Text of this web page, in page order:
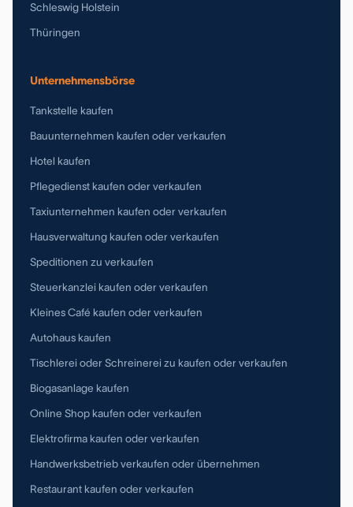
Schleswig Holstein
Thüringen
Unternehmensbörse
Tankstelle kaufen
Bauunternehmen kaufen oder verkaufen
Hotel kaufen
Pflegedienst kaufen oder verkaufen
Taxiunternehmen kaufen oder verkaufen
Hausverwaltung kaufen oder verkaufen
Speditionen zu verkaufen
Steuerkanzlei kaufen oder verkaufen
Kleines Café kaufen oder verkaufen
Autohaus kaufen
Tischlerei oder Schreinerei zu kaufen oder verkaufen
Biogasanlage kaufen
Online Shop kaufen oder verkaufen
Elektrofirma kaufen oder verkaufen
Handwerksbetrieb verkaufen oder übernehmen
Restaurant kaufen oder verkaufen